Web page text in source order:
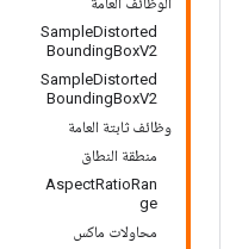
SampleDistorted
BoundingBoxV2
SampleDistorted
BoundingBoxV2
وظائف ثابتة العامة
منطقة النطاق
AspectRatioRan
ge
محاولات ماكس